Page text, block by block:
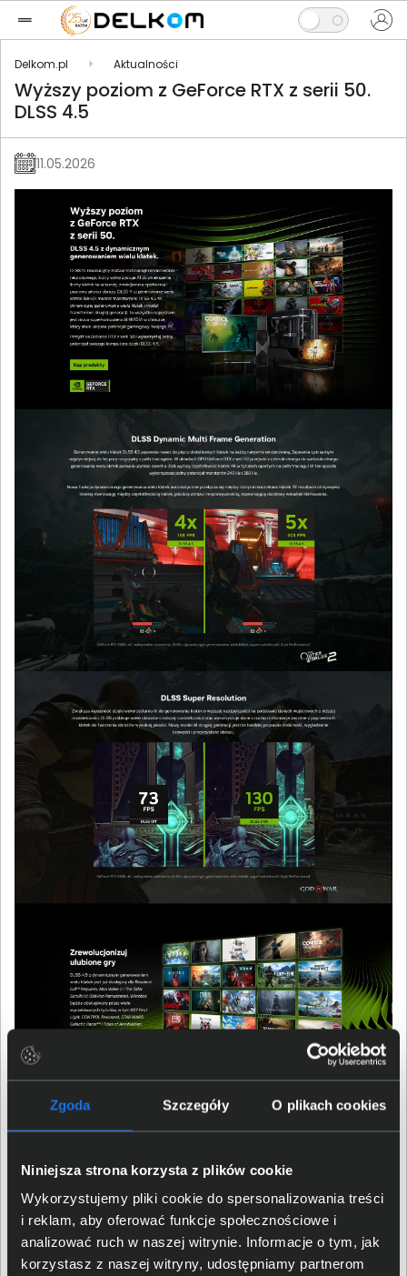
Zgoda Szczegóły O plikach cookies
Niniejsza strona korzysta z plików cookie
Wykorzystujemy pliki cookie do spersonalizowania treści
i reklam, aby oferować funkcje społecznościowe i
analizować ruch w naszej witrynie. Informacje o tym, jak
korzystasz z naszej witryny, udostępniamy partnerom
Delkom.pl Aktualności
Wyższy poziom z GeForce RTX z serii 50.
DLSS 4.5
11.05.2026